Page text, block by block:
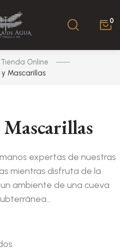
0
Tienda Online
Mascarillas
expertas de nuestras
mientras disfruta de la
ambiente de una cueva